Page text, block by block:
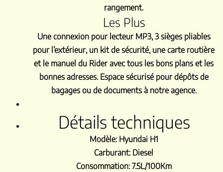
rangement.
Les Plus
Une connexion pour lecteur MP3, 3 sièges pliables
pour l’extérieur, un kit de sécurité, une carte routière
et le manuel du Rider avec tous les bons plans et les
bonnes adresses. Espace sécurisé pour dépôts de
bagages ou de documents à notre agence.
Détails techniques
Modèle: Hyundai H1
Carburant: Diesel
Consommation:7.5L/100Km